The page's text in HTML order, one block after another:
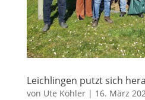
Leichlingen putzt sich
von Ute Köhler| 16. März